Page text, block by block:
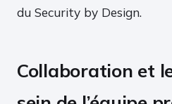
du Security by Design.
Collaboration et